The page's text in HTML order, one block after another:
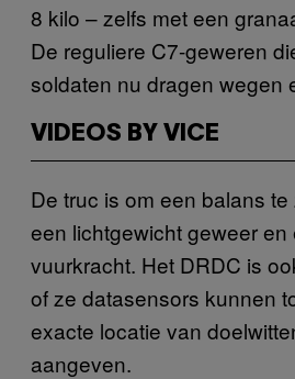
8 kilo – zelfs met een
De reguliere C7-geweren
soldaten nu dragen wegen
VIDEOS BY VICE
De truc is om een balans
een lichtgewicht geweer en
vuurkracht. Het DRDC is
of ze datasensors kunnen
exacte locatie van
aangeven.